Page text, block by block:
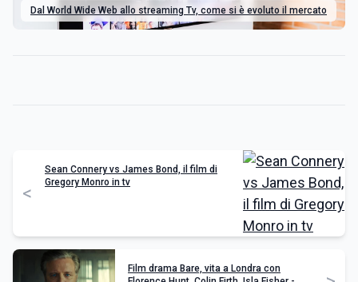
Dal World Wide Web allo streaming Tv, come si è evoluto il mercato
<
Sean Connery vs James Bond, il film di
Gregory Monro in tv
Film drama Bare, vita a Londra con